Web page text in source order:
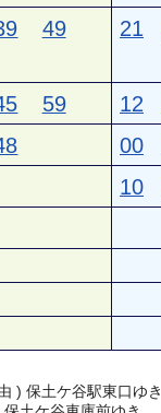
49
21
59 12
00
10
) 保土ケ谷駅東口ゆき